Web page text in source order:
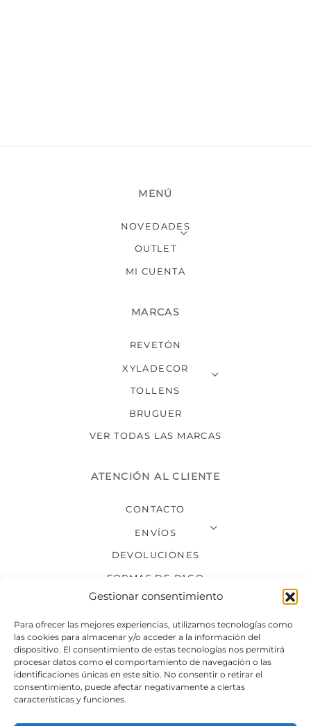
Gestionar consentimiento
Para ofrecer las mejores experiencias, utilizamos tecnologías como
las cookies para almacenar y/o acceder a la información del
dispositivo. El consentimiento de estas tecnologías nos permitirá
procesar datos como el comportamiento de navegación o las
identificaciones únicas en este sitio. No consentir o retirar el
consentimiento, puede afectar negativamente a ciertas
características y funciones.
MENÚ
NOVEDADES
OUTLET
MI CUENTA
MARCAS
REVETÓN
XYLADECOR
TOLLENS
BRUGUER
VER TODAS LAS MARCAS
ATENCIÓN AL CLIENTE
CONTACTO
ENVÍOS
DEVOLUCIONES
FORMAS DE PAGO
SÍGUENOS